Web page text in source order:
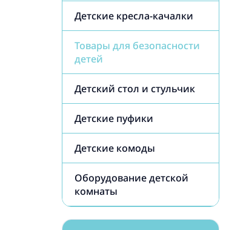
Детские кресла-качалки
Товары для безопасности
детей
Детский стол и стульчик
Детские пуфики
Детские комоды
Оборудование детской
комнаты